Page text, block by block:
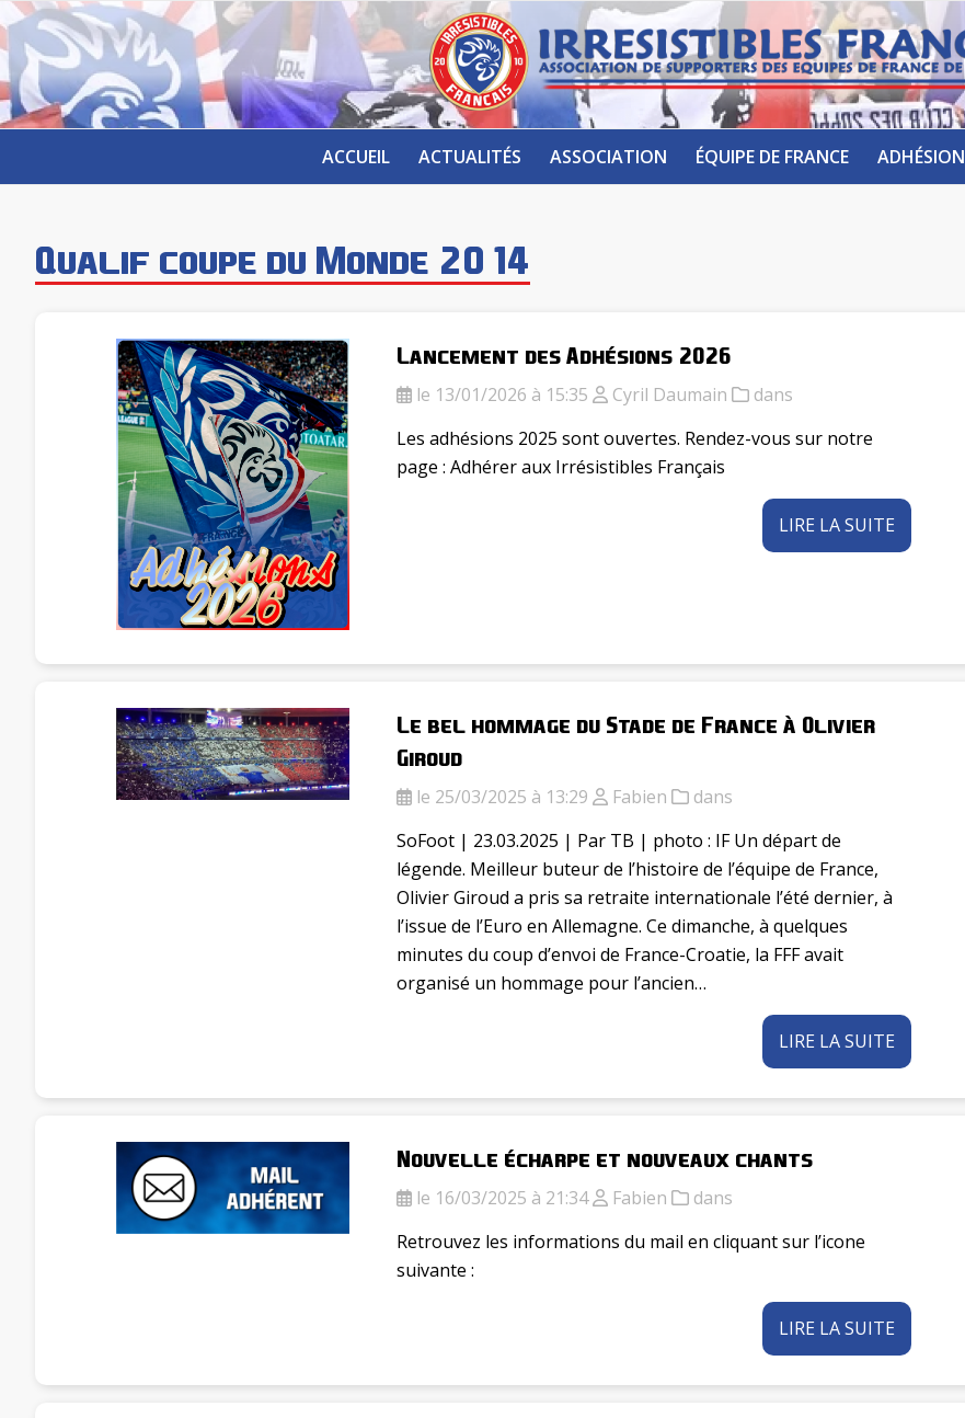
ACCUEIL ACTUALITÉS ASSOCIATION ÉQUIPE DE FRANCE ADHÉSION
Qualif coupe du Monde 2014
Lancement des Adhésions 2026
le 13/01/2026 à 15:35 Cyril Daumain
dans
Les adhésions 2025 sont ouvertes. Rendez-vous sur notre
page : Adhérer aux Irrésistibles Français
LIRE LA SUITE
Le bel hommage du Stade de France à Olivier
Giroud
le 25/03/2025 à 13:29 Fabien
dans
SoFoot | 23.03.2025 | Par TB | photo : IF Un départ de
légende. Meilleur buteur de l’histoire de l’équipe de France,
Olivier Giroud a pris sa retraite internationale l’été dernier, à
l’issue de l’Euro en Allemagne. Ce dimanche, à quelques
minutes du coup d’envoi de France-Croatie, la FFF avait
organisé un hommage pour l’ancien…
LIRE LA SUITE
Nouvelle écharpe et nouveaux chants
le 16/03/2025 à 21:34 Fabien
dans
Retrouvez les informations du mail en cliquant sur l’icone
suivante :
LIRE LA SUITE